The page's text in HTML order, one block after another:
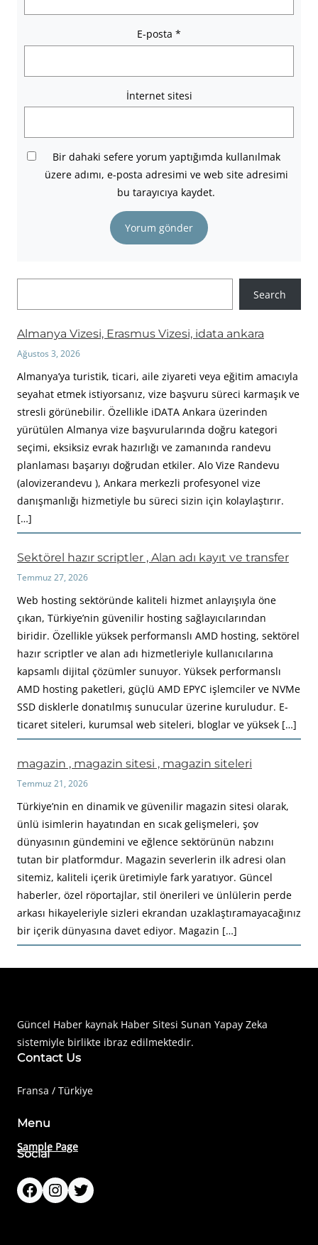
E-posta *
İnternet sitesi
Bir dahaki sefere yorum yaptığımda kullanılmak
üzere adımı, e-posta adresimi ve web site adresimi
bu tarayıcıya kaydet.
Search
Almanya Vizesi, Erasmus Vizesi, idata ankara
Ağustos 3, 2026
Almanya’ya turistik, ticari, aile ziyareti veya eğitim amacıyla
seyahat etmek istiyorsanız, vize başvuru süreci karmaşık ve
stresli görünebilir. Özellikle iDATA Ankara üzerinden
yürütülen Almanya vize başvurularında doğru kategori
seçimi, eksiksiz evrak hazırlığı ve zamanında randevu
planlaması başarıyı doğrudan etkiler. Alo Vize Randevu
(alovizerandevu ), Ankara merkezli profesyonel vize
danışmanlığı hizmetiyle bu süreci sizin için kolaylaştırır.
[…]
Sektörel hazır scriptler , Alan adı kayıt ve transfer
Temmuz 27, 2026
Web hosting sektöründe kaliteli hizmet anlayışıyla öne
çıkan, Türkiye’nin güvenilir hosting sağlayıcılarından
biridir. Özellikle yüksek performanslı AMD hosting, sektörel
hazır scriptler ve alan adı hizmetleriyle kullanıcılarına
kapsamlı dijital çözümler sunuyor. Yüksek performanslı
AMD hosting paketleri, güçlü AMD EPYC işlemciler ve NVMe
SSD disklerle donatılmış sunucular üzerine kuruludur. E-
ticaret siteleri, kurumsal web siteleri, bloglar ve yüksek […]
magazin , magazin sitesi , magazin siteleri
Temmuz 21, 2026
Türkiye’nin en dinamik ve güvenilir magazin sitesi olarak,
ünlü isimlerin hayatından en sıcak gelişmeleri, şov
dünyasının gündemini ve eğlence sektörünün nabzını
tutan bir platformdur. Magazin severlerin ilk adresi olan
sitemiz, kaliteli içerik üretimiyle fark yaratıyor. Güncel
haberler, özel röportajlar, stil önerileri ve ünlülerin perde
arkası hikayeleriyle sizleri ekrandan uzaklaştıramayacağınız
bir içerik dünyasına davet ediyor. Magazin […]
Güncel Haber kaynak Haber Sitesi Sunan Yapay Zeka
sistemiyle birlikte ibraz edilmektedir.
Contact Us
Fransa / Türkiye
Menu
Sample Page
Social
Facebook Instagram Twitter